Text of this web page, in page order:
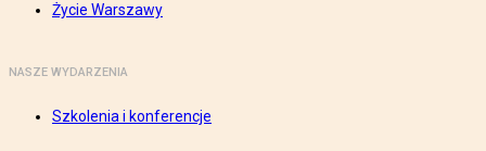
Życie Warszawy
NASZE WYDARZENIA
Szkolenia i konferencje